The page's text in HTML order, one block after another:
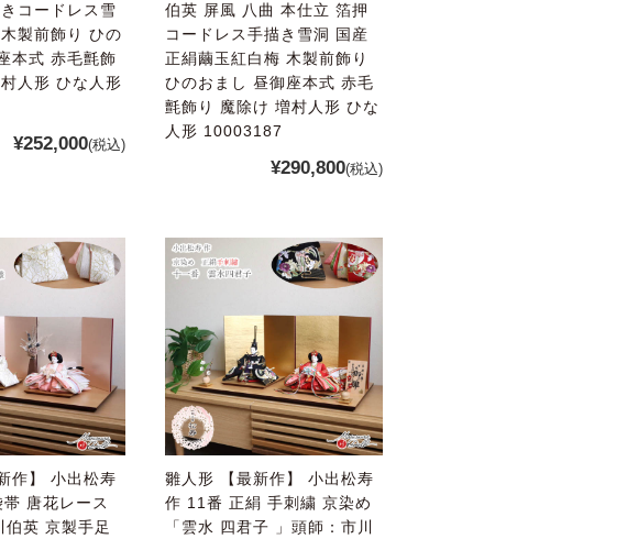
コードレス雪
製前飾り ひの
本式 赤毛氈飾
人形 ひな人形
¥252,000(税込)
伯英 屏風 八曲 本仕立 箔押
コードレス手描き雪洞 国産
正絹繭玉紅白梅 木製前飾り
ひのおまし 昼御座本式 赤毛
氈飾り 魔除け 増村人形 ひな
人形 10003187
¥290,800(税込)
作】 小出松寿
唐花レース
伯英 京製手足
雛人形 【最新作】 小出松寿
作 11番 正絹 手刺繍 京染め
「雲水 四君子 」頭師：市川